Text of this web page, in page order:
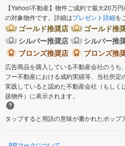
【Yahoo!不動産】物件ご成約で最大20万
の対象物件です。詳細はプレゼント詳細を
ゴールド推奨店
ゴールド推
シルバー推奨店
シルバー推
ブロンズ推奨店
ブロンズ推
広告商品を購入している不動産会社のう
フー不動産における成約実績等、当社所
実践していると認めた不動産会社（もしく
扱物件）に表示されます。
タップすると用語の意味が書かれたポップ